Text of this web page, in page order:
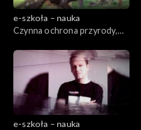
e-szkoła – nauka
Czynna ochrona przyrody,
e-szkoła – nauka